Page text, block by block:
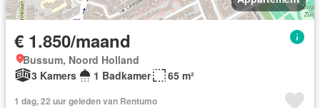
€ 1.850/maand
Bussum, Noord Holland
3 Kamers
1 Badkamer 65 m²
1 dag, 22 uur geleden van Rentumo